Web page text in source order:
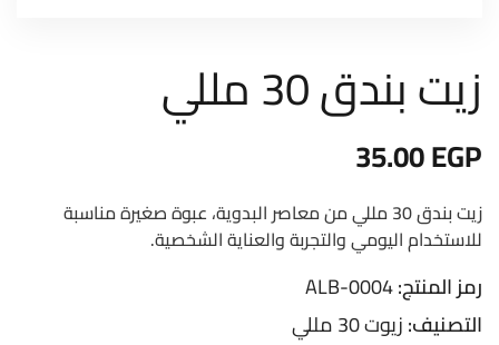
زيت بندق 30 مللي
35.00EGP
زيت بندق 30 مللي من معاصر البدوية، عبوة صغيرة مناسبة
للاستخدام اليومي والتجربة والعناية الشخصية.
رمز المنتج:ALB-0004
التصنيف:زيوت 30 مللي